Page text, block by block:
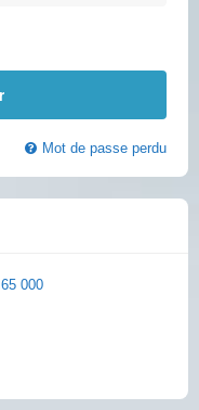
Mot de passe perdu
000